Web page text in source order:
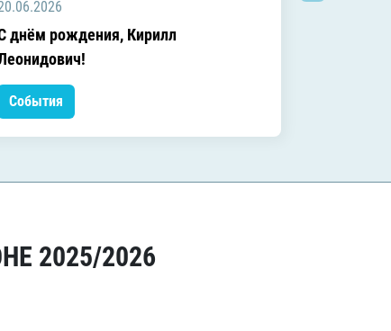
днём рождения, Кирилл
События
2025/2026